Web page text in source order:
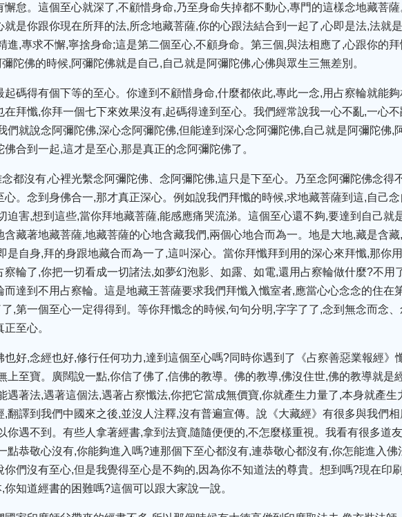
怠。這個至心就深了,不顧惜身命,乃至身命失掉都不動心,專門的這樣念地藏菩
就是你跟你現在所拜的法,所念地藏菩薩,你的心跟法結合到一起了,心即是法,法就
進,專求不懈,寧捨身命;這是第二個至心,不顧身命。第三個,與法相應了,心跟你的
陀佛的時候,阿彌陀佛就是自己,自己就是阿彌陀佛,心佛與眾生三無差別。
起碼得有個下等的至心。你達到不顧惜身命,什麼都依此,專此一念,用占察輪就能
拜懺,你拜一個七下來效果沒有,起碼得達到至心。我們經常說我一心不亂,一心
們就說念阿彌陀佛,深心念阿彌陀佛,但能達到深心念阿彌陀佛,自己就是阿彌陀佛,
合到一起,這才是至心,那是真正的念阿彌陀佛了。
都沒有,心裡光繫念阿彌陀佛、念阿彌陀佛,這只是下至心。乃至念阿彌陀佛念得
。念到身佛合一,那才真正深心。例如說我們拜懺的時候,求地藏菩薩到這,自己
迫害,想到這些,當你拜地藏菩薩,能感應痛哭流涕。這個至心還不夠,要達到自己就
含藏著地藏菩薩,地藏菩薩的心地含藏我們,兩個心地合而為一。地是大地,藏是含
是自身,拜的身跟地藏合而為一了,這叫深心。當你拜懺拜到用的深心來拜懺,那你用
輪了,你把一切看成一切諸法,如夢幻泡影、如露、如電,還用占察輪做什麼?不用
達到不用占察輪。這是地藏王菩薩要求我們拜懺入懺室者,應當心心念念的住在
,第一個至心一定得得到。等你拜懺念的時候,句句分明,字字了了,念到無念而念
至心。
也好,念經也好,修行任何功力,達到這個至心嗎?同時你遇到了《占察善惡業報經》
上至寶。廣闊說一點,你信了佛了,信佛的教導。佛的教導,佛沒住世,佛的教導就是
遇著法,遇著這個法,遇著占察懺法,你把它當成無價寶,你就產生力量了,本身就產生
翻譯到我們中國來之後,並沒人注釋,沒有普遍宣傳。說《大藏經》有很多與我們
你遇不到。有些人拿著經書,拿到法寶,隨隨便便的,不怎麼樣重視。我看有很多道
點恭敬心沒有,你能夠進入嗎?連那個下至心都沒有,連恭敬心都沒有,你怎能進入佛
們沒有至心,但是我覺得至心是不夠的,因為你不知道法的尊貴。想到嗎?現在印
知道經書的困難嗎?這個可以跟大家說一說。